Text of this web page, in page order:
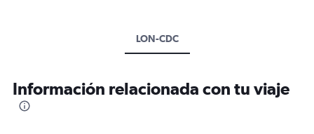
LON-CDC
Información relacionada con tu viaje